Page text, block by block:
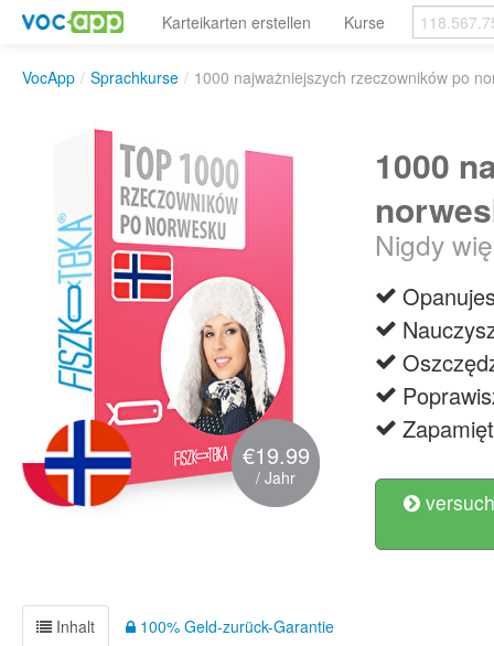
Karteikarten erstellen Kurse
VocApp / Sprachkurse / 1000 najważniejszych rzeczowników po
€19.99
/ Jahr
1000
Nigdy
Inhalt 100% Geld-zurück-Garantie